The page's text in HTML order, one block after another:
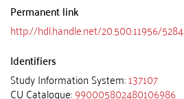
Permanent link
http://hdl.handle.net/20.500.11956/5284
Identifiers
Study Information System:137107
CU Catalogue:990005802480106986